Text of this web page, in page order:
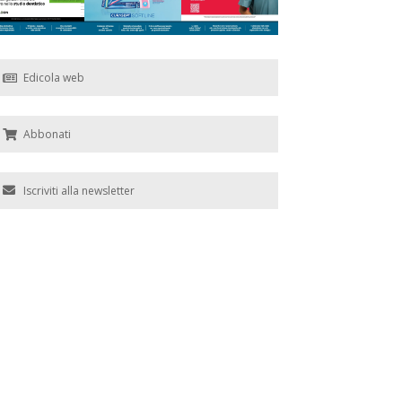
Edicola web
Abbonati
Iscriviti alla newsletter